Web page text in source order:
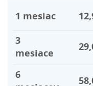
1 mesiac
3
mesiace
6